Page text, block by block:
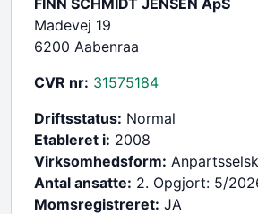
Madevej 19
6200 Aabenraa
CVR nr: 31575184
Driftsstatus: Normal
Etableret i: 2008
Virksomhedsform:
Antal ansatte: 2. Opgjort: 5/
Momsregistreret: JA